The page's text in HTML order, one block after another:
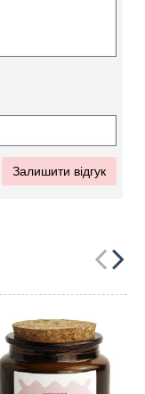
Залишити відгук